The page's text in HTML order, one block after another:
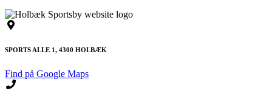
SPORTS ALLE 1, 4300 HOLBÆK
Find på Google Maps